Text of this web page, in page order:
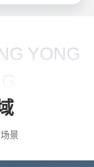
YONG
景